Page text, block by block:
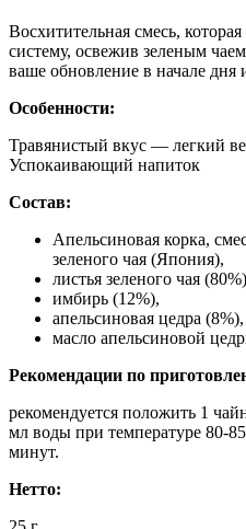
Восхитительная смесь,
систему, освежив зеленым
ваше обновление в начале дня
Особенности:
Травянистый вкус — легкий
Успокаивающий напиток
Состав:
Апельсиновая корка,
зеленого чая (Япония),
листья зеленого чая
имбирь (12%),
апельсиновая цедра (8%),
масло апельсиновой
Рекомендации по
рекомендуется положить 1
мл воды при температуре 80-
минут.
Нетто: